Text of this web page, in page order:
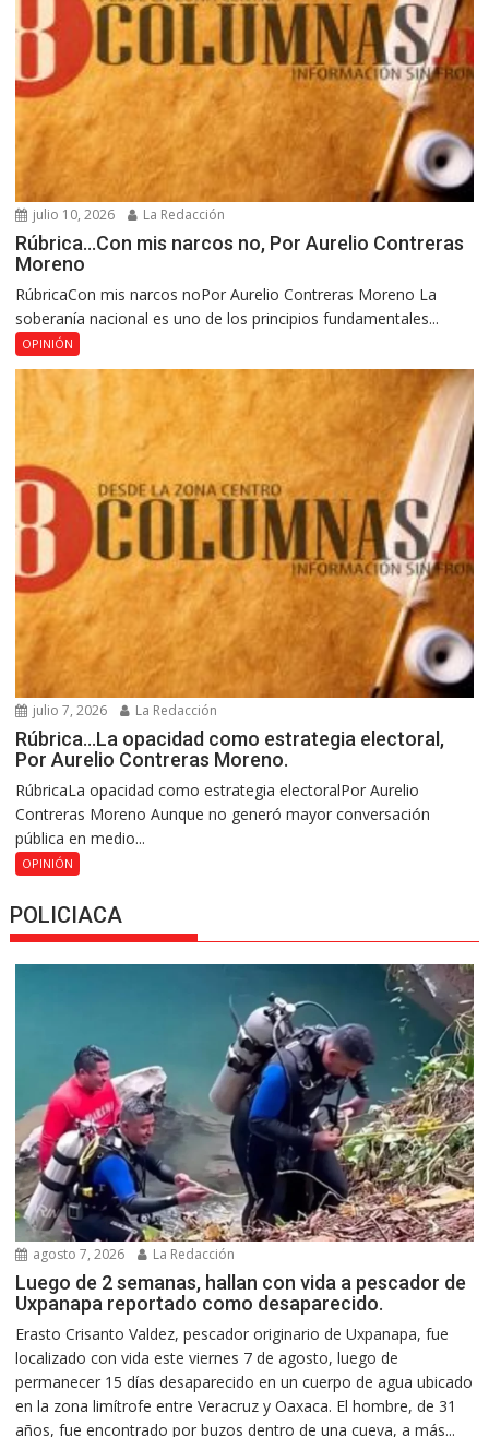
julio 10, 2026 La Redacción
Rúbrica…Con mis narcos no, Por Aurelio Contreras
Moreno
RúbricaCon mis narcos noPor Aurelio Contreras Moreno La
soberanía nacional es uno de los principios fundamentales...
OPINIÓN
julio 7, 2026 La Redacción
Rúbrica…La opacidad como estrategia electoral,
Por Aurelio Contreras Moreno.
RúbricaLa opacidad como estrategia electoralPor Aurelio
Contreras Moreno Aunque no generó mayor conversación
pública en medio...
OPINIÓN
POLICIACA
agosto 7, 2026 La Redacción
Luego de 2 semanas, hallan con vida a pescador de
Uxpanapa reportado como desaparecido.
Erasto Crisanto Valdez, pescador originario de Uxpanapa, fue
localizado con vida este viernes 7 de agosto, luego de
permanecer 15 días desaparecido en un cuerpo de agua ubicado
en la zona limítrofe entre Veracruz y Oaxaca. El hombre, de 31
años, fue encontrado por buzos dentro de una cueva, a más...